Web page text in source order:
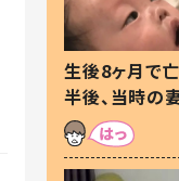
生後8ヶ月で
半後、当時の
た本音とは